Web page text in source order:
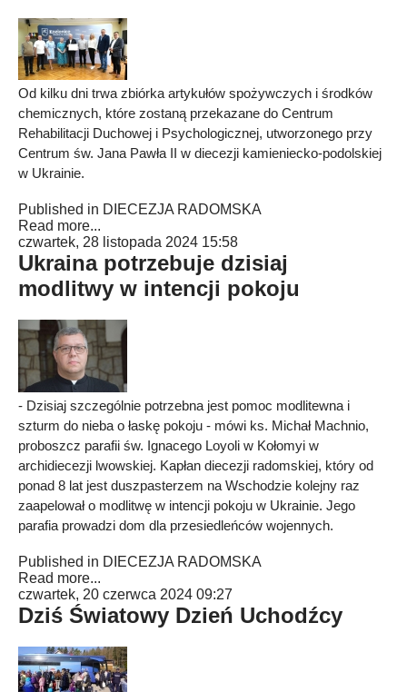
Od kilku dni trwa zbiórka artykułów spożywczych i środków
chemicznych, które zostaną przekazane do Centrum
Rehabilitacji Duchowej i Psychologicznej, utworzonego przy
Centrum św. Jana Pawła II w diecezji kamieniecko-podolskiej
w Ukrainie.
Published in DIECEZJA RADOMSKA
Read more...
czwartek, 28 listopada 2024 15:58
Ukraina potrzebuje dzisiaj
modlitwy w intencji pokoju
- Dzisiaj szczególnie potrzebna jest pomoc modlitewna i
szturm do nieba o łaskę pokoju - mówi ks. Michał Machnio,
proboszcz parafii św. Ignacego Loyoli w Kołomyi w
archidiecezji lwowskiej. Kapłan diecezji radomskiej, który od
ponad 8 lat jest duszpasterzem na Wschodzie kolejny raz
zaapelował o modlitwę w intencji pokoju w Ukrainie. Jego
parafia prowadzi dom dla przesiedleńców wojennych.
Published in DIECEZJA RADOMSKA
Read more...
czwartek, 20 czerwca 2024 09:27
Dziś Światowy Dzień Uchodźcy